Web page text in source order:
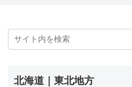
北海道｜東北地方